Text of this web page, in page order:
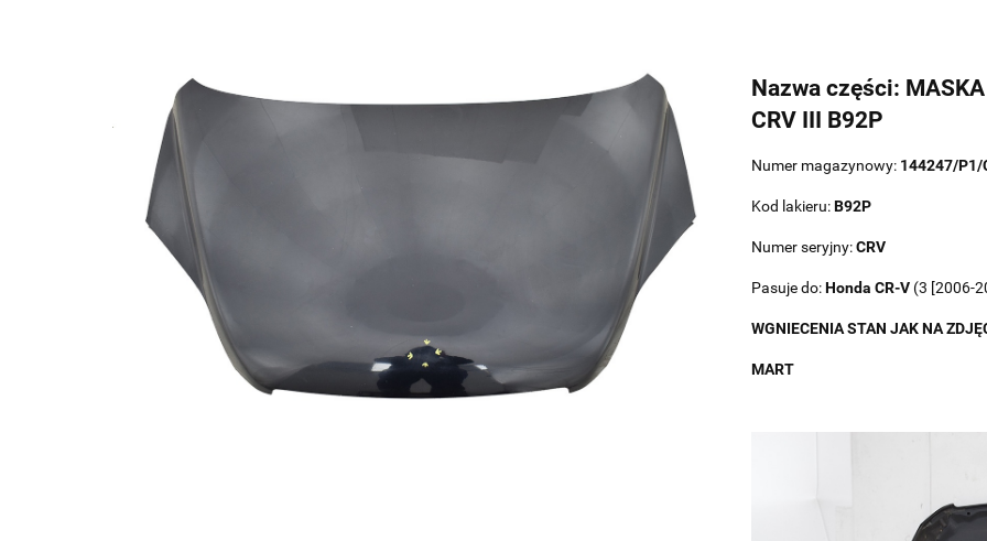
Nazwa części:
CRV III B92P
Numer magazynowy: 144247/P1/
Kod lakieru:B92P
Numer seryjny:CRV
Pasuje do:Honda CR-V (3 [2006-
WGNIECENIA STAN JAK NA
MART